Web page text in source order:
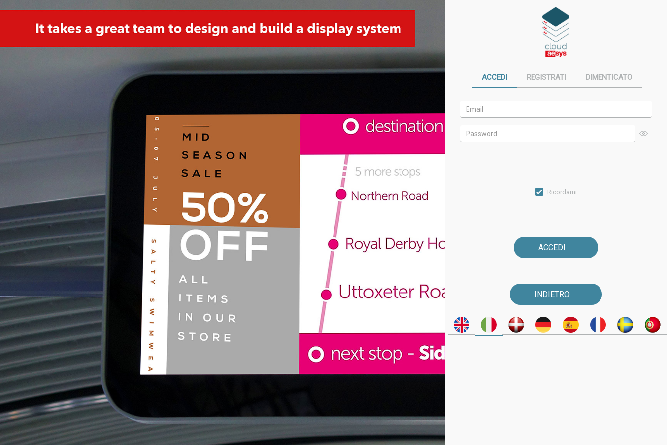
ACCEDI REGISTRATI DIMENTICATO
Ricordami
ACCEDI
INDIETRO